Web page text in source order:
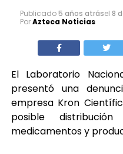
Publicado5 años atrásel 8
PorAzteca Noticias
El Laboratorio
presentó una
empresa Kron
posible
medicamentos y